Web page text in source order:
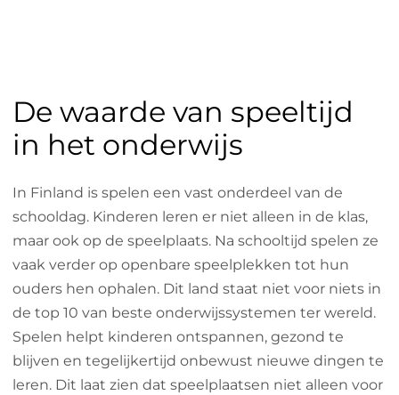
De waarde van speeltijd
in het onderwijs
In Finland is spelen een vast onderdeel van de
schooldag. Kinderen leren er niet alleen in de klas,
maar ook op de speelplaats. Na schooltijd spelen ze
vaak verder op openbare speelplekken tot hun
ouders hen ophalen. Dit land staat niet voor niets in
de top 10 van beste onderwijssystemen ter wereld.
Spelen helpt kinderen ontspannen, gezond te
blijven en tegelijkertijd onbewust nieuwe dingen te
leren. Dit laat zien dat speelplaatsen niet alleen voor